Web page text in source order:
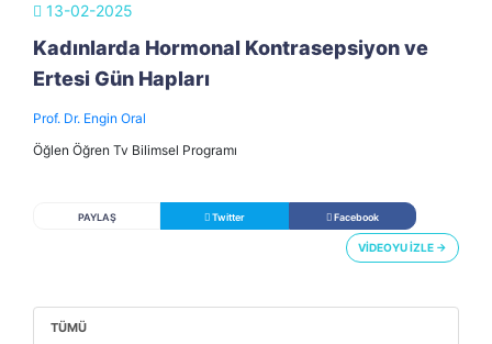
13-02-2025
Kadınlarda Hormonal Kontrasepsiyon ve
Ertesi Gün Hapları
Prof. Dr. Engin Oral
Öğlen Öğren Tv Bilimsel Programı
PAYLAŞ Twitter Facebook
VİDEOYU İZLE →
TÜMÜ